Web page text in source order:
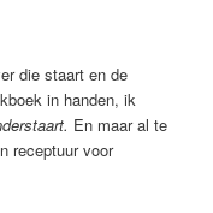
die staart en de
in handen, ik
En maar al te
receptuur voor